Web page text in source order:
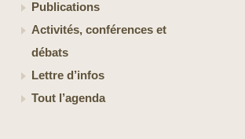
Publications
Activités, conférences et
débats
Lettre d’infos
Tout l’agenda